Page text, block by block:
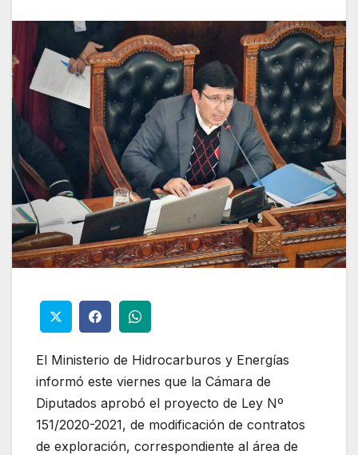
El Ministerio de Hidrocarburos y Energías
informó este viernes que la Cámara de
Diputados aprobó el proyecto de Ley Nº
151/2020-2021, de modificación de contratos
de exploración, correspondiente al área de